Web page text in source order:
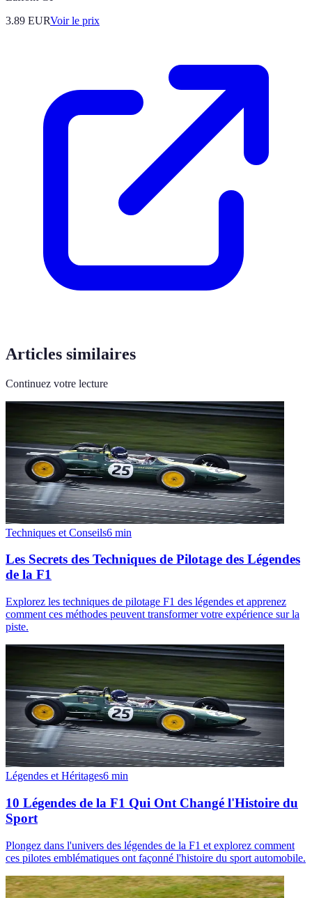
3.89 EURVoir le prix
Articles similaires
Continuez votre lecture
Techniques et Conseils6 min
Les Secrets des Techniques de Pilotage des Légendes
de la F1
Explorez les techniques de pilotage F1 des légendes et apprenez
comment ces méthodes peuvent transformer votre expérience sur la
piste.
Légendes et Héritages6 min
10 Légendes de la F1 Qui Ont Changé l'Histoire du
Sport
Plongez dans l'univers des légendes de la F1 et explorez comment
ces pilotes emblématiques ont façonné l'histoire du sport automobile.